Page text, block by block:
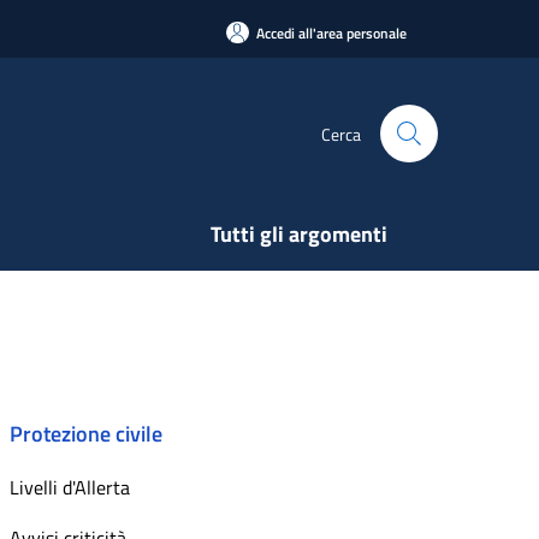
Accedi all'area personale
Cerca
Tutti gli argomenti
Protezione civile
Livelli d'Allerta